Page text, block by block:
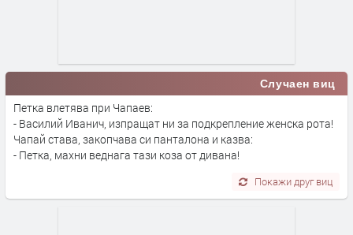
Случаен виц
Петка влетява при Чапаев:
- Василий Иванич, изпращат ни за подкрепление женска рота!
Чапай става, закопчава си панталона и казва:
- Петка, махни веднага тази коза от дивана!
Покажи друг виц